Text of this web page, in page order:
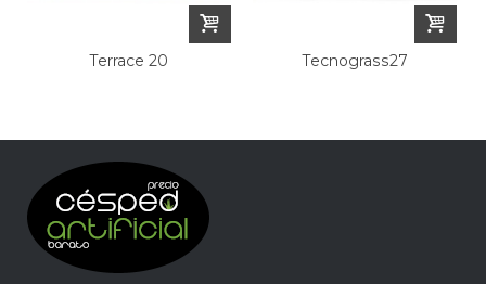
Terrace 20 Tecnograss27